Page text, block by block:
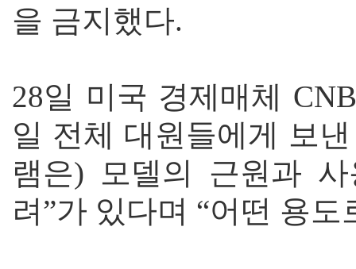
을 금지했다.
28일 미국 경제매체
일 전체 대원들에게 보
램은) 모델의 근원과
려”가 있다며 “어떤 용